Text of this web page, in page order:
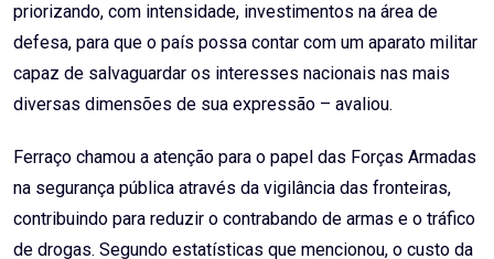
priorizando, com intensidade, investimentos na área de
defesa, para que o país possa contar com um aparato militar
capaz de salvaguardar os interesses nacionais nas mais
diversas dimensões de sua expressão – avaliou.
Ferraço chamou a atenção para o papel das Forças Armadas
na segurança pública através da vigilância das fronteiras,
contribuindo para reduzir o contrabando de armas e o tráfico
de drogas. Segundo estatísticas que mencionou, o custo da